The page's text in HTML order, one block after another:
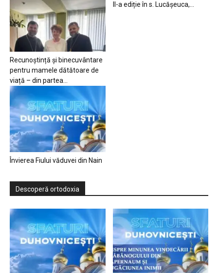
Recunoștință și binecuvântare
pentru mamele dătătoare de
viață – din partea...
II-a ediție în s. Lucășeuca,...
Învierea Fiului văduvei din Nain
Descoperă ortodoxia